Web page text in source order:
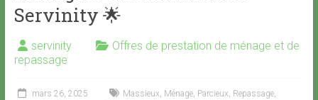
Servinity 🌟
servinity
Offres de prestation de ménage et de
repassage
mars 26, 2025 Massieux, Ménage, Parcieux, Repassage,